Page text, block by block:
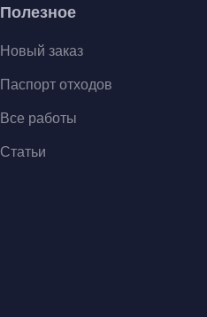
Полезное
Новый заказ
Паспорт отходов
Все работы
Статьи